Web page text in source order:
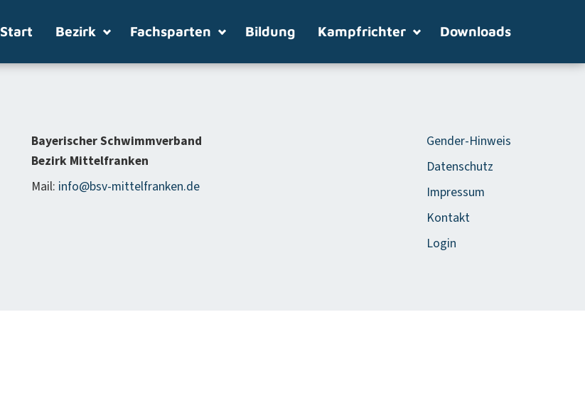
Start Bezirk Fachsparten Bildung Kampfrichter Downloads
Bayerischer Schwimmverband
Bezirk Mittelfranken
Mail: info@bsv-mittelfranken.de
Gender-Hinweis
Datenschutz
Impressum
Kontakt
Login